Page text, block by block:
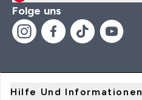
Folge uns
Hilfe Und Informationen